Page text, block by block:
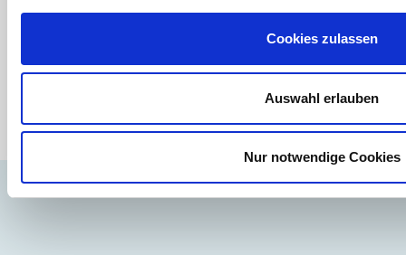
Cookies zulassen
Auswahl erlauben
Nur notwendige Cookies
Aktuelle Workshops: